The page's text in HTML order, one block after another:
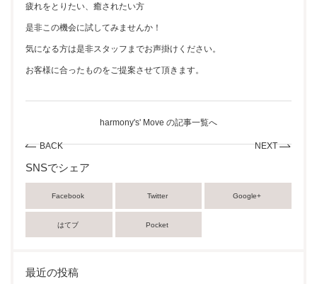
疲れをとりたい、癒されたい方
是非この機会に試してみませんか！
気になる方は是非スタッフまでお声掛けください。
お客様に合ったものをご提案させて頂きます。
BACK
harmony's' Move の記事一覧へ
NEXT
SNSでシェア
Facebook Twitter Google+
はてブ Pocket
最近の投稿